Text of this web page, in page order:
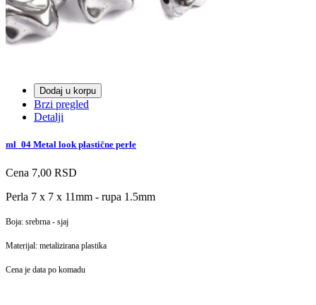
Dodaj u korpu
Brzi pregled
Detalji
ml_04 Metal look plastične perle
Cena 7,00 RSD
Perla 7 x 7 x 11mm - rupa 1.5mm
Boja: srebrna - sjaj
Materijal: metalizirana plastika
Cena je data po komadu